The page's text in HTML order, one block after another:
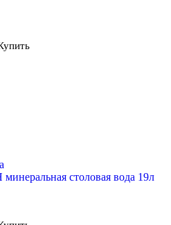
столовая вода 19л